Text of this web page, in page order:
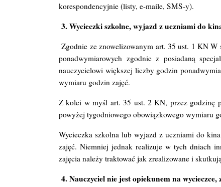
korespondencyjnie (listy, e-maile, SMS-y).
3. Wycieczki szkolne, wyjazd z uczniami do
Zgodnie ze znowelizowanym art. 35 ust. 1 KN W
ponadwymiarowych zgodnie z posiadaną
nauczycielowi większej liczby godzin
wymiaru godzin zajęć.
Z kolei w myśl art. 35 ust. 2 KN, przez godzinę
powyżej tygodniowego obowiązkowego wymiaru
Wycieczka szkolna lub wyjazd z uczniami do
zajęć. Niemniej jednak realizuje w tych dniach
zajęcia należy traktować jak zrealizowane i
4. Nauczyciel nie jest opiekunem na